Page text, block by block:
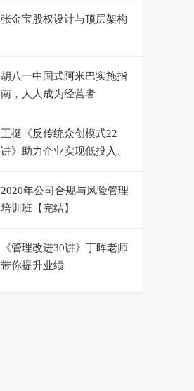
张金宝股权设计与顶层架构
胡八一中国式阿米巴实施指
南，人人成为经营者
王挺《反传统众创模式22
讲》助力企业实现低投入、
2020年公司合规与风险管理
培训班【完结】
《管理改进30讲》丁晖老师
带你提升业绩